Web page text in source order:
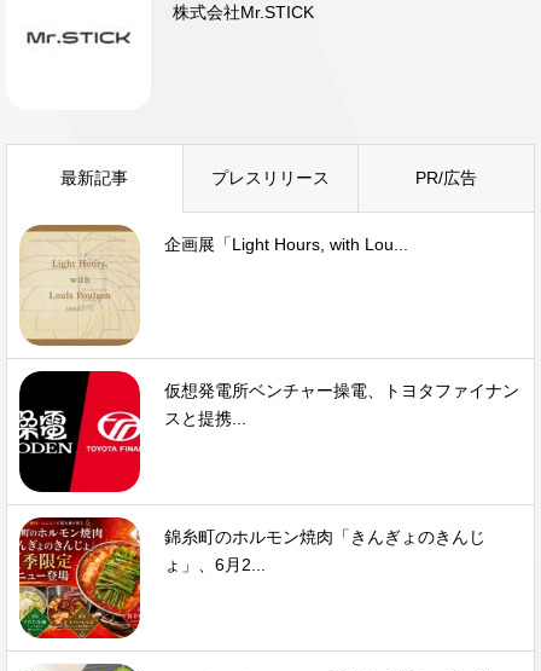
株式会社Mr.STICK
最新記事 プレスリリース PR/広告
企画展「Light Hours, with Lou...
仮想発電所ベンチャー操電、トヨタファイナン
スと提携...
錦糸町のホルモン焼肉「きんぎょのきんじ
ょ」、6月2...